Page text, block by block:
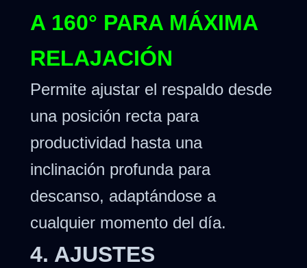
A 160° PARA MÁXIMA
RELAJACIÓN
Permite ajustar el respaldo desde
una posición recta para
productividad hasta una
inclinación profunda para
descanso, adaptándose a
cualquier momento del día.
4. AJUSTES